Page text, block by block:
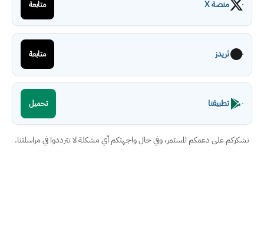
منصة X متابعة
ثريدز متابعة
تطبيقنا تحميل
نشكركم على دعمكم المستمر، وفي حال واجهتكم أي مشكلة لا تترددوا في مراسلتنا.